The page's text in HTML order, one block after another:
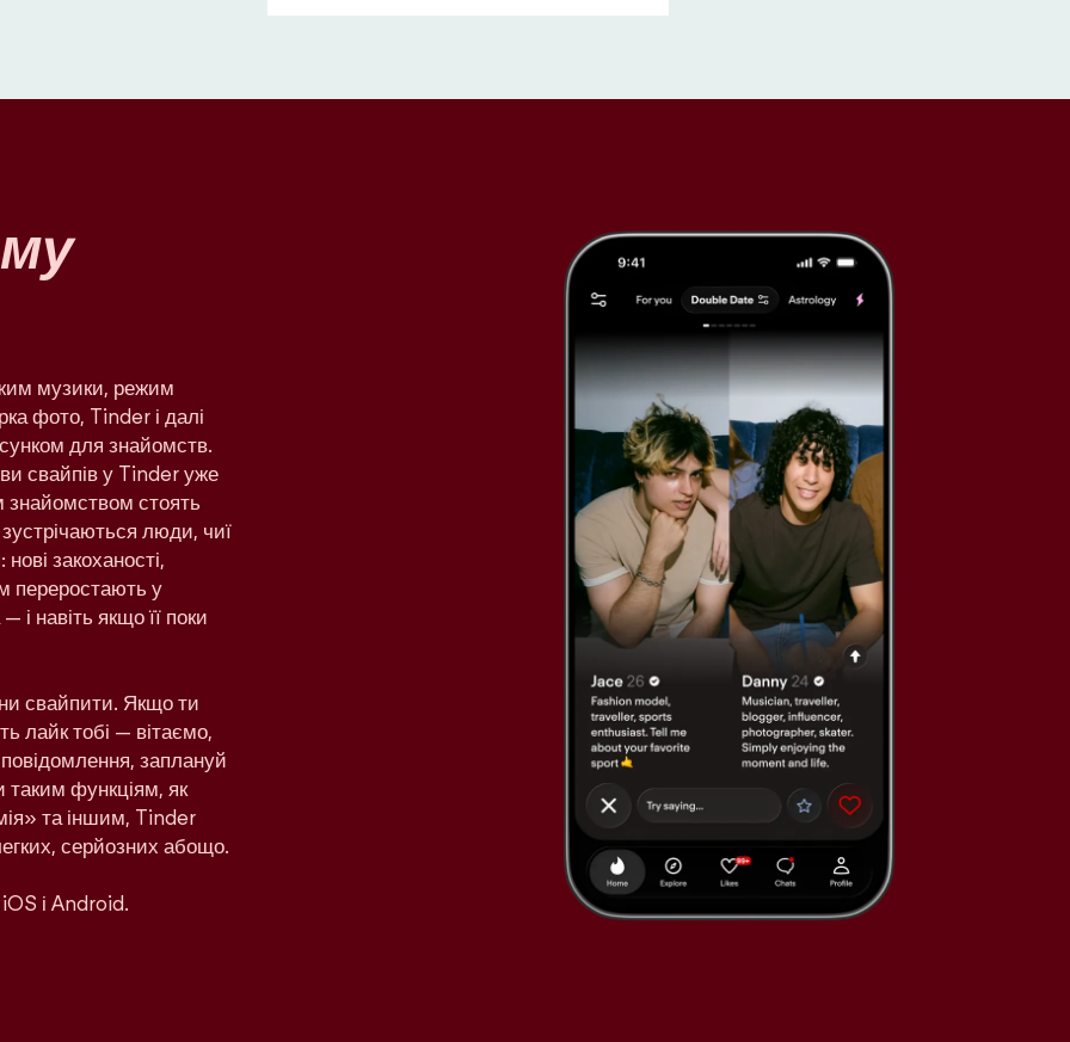
музики, режим
фото, Tinder і далі
для знайомств.
свайпів у Tinder уже
знайомством стоять
люди, чиї
закоханості,
переростають у
і навіть якщо її поки
свайпити. Якщо ти
лайк тобі — вітаємо,
заплануй
таким функціям, як
та іншим, Tinder
серйозних абощо.
і Android.